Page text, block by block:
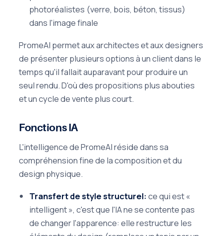
photoréalistes (verre, bois, béton, tissus)
dans l'image finale
PromeAI permet aux architectes et aux designers
de présenter plusieurs options à un client dans le
temps qu'il fallait auparavant pour produire un
seul rendu. D'où des propositions plus abouties
et un cycle de vente plus court.
Fonctions IA
L'intelligence de PromeAI réside dans sa
compréhension fine de la composition et du
design physique.
Transfert de style structurel:ce qui est «
intelligent », c'est que l'IA ne se contente pas
de changer l'apparence: elle restructure les